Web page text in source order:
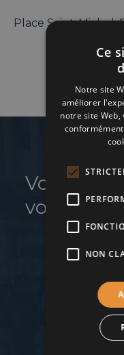
Place Saint-Michel,
Vous
votre
Rejoignez
Ce
Notre site
améliorer
notre site Web,
NON